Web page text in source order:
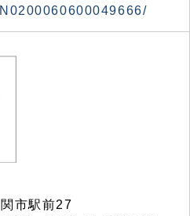
市駅前27